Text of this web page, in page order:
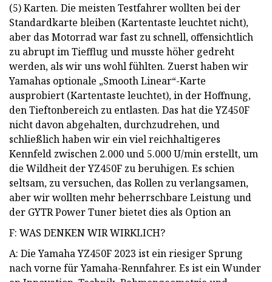
(5) Karten. Die meisten Testfahrer wollten bei der
Standardkarte bleiben (Kartentaste leuchtet nicht),
aber das Motorrad war fast zu schnell, offensichtlich
zu abrupt im Tiefflug und musste höher gedreht
werden, als wir uns wohl fühlten. Zuerst haben wir
Yamahas optionale „Smooth Linear“-Karte
ausprobiert (Kartentaste leuchtet), in der Hoffnung,
den Tieftonbereich zu entlasten. Das hat die YZ450F
nicht davon abgehalten, durchzudrehen, und
schließlich haben wir ein viel reichhaltigeres
Kennfeld zwischen 2.000 und 5.000 U/min erstellt, um
die Wildheit der YZ450F zu beruhigen. Es schien
seltsam, zu versuchen, das Rollen zu verlangsamen,
aber wir wollten mehr beherrschbare Leistung und
der GYTR Power Tuner bietet dies als Option an
F: WAS DENKEN WIR WIRKLICH?
A: Die Yamaha YZ450F 2023 ist ein riesiger Sprung
nach vorne für Yamaha-Rennfahrer. Es ist ein Wunder